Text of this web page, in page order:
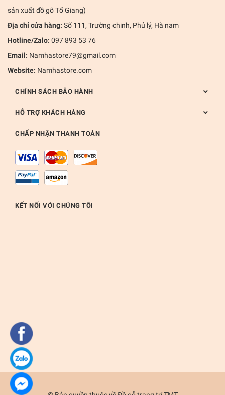
sản xuất đồ gỗ Tố Giang)
Địa chỉ cửa hàng: Số 111, Trường chinh, Phủ lý, Hà nam
Hotline/Zalo: 097 893 53 76
Email: Namhastore79@gmail.com
Website: Namhastore.com
CHÍNH SÁCH BẢO HÀNH
HỖ TRỢ KHÁCH HÀNG
CHẤP NHẬN THANH TOÁN
KẾT NỐI VỚI CHÚNG TÔI